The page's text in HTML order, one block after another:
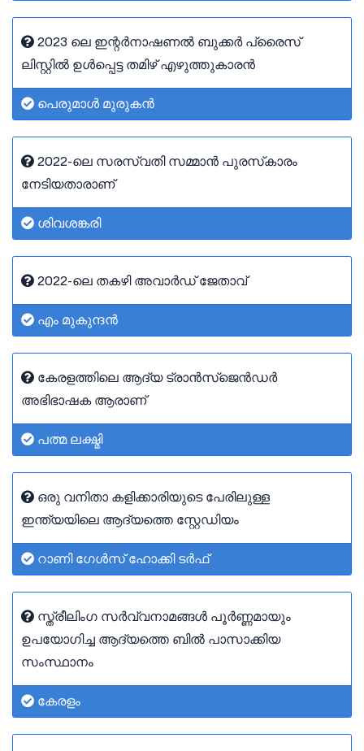
2023 ലെ ഇന്റർനാഷണൽ ബുക്കർ പ്രൈസ്
ലിസ്റ്റിൽ ഉൾപ്പെട്ട തമിഴ് എഴുത്തുകാരൻ
പെരുമാൾ മുരുകൻ
2022-ലെ സരസ്വതി സമ്മാൻ പുരസ്‌കാരം
നേടിയതാരാണ്
ശിവശങ്കരി
2022-ലെ തകഴി അവാർഡ് ജേതാവ്
എം മുകുന്ദൻ
കേരളത്തിലെ ആദ്യ ട്രാൻസ്‌ജെൻഡർ
അഭിഭാഷക ആരാണ്
പത്മ ലക്ഷ്മി
ഒരു വനിതാ കളിക്കാരിയുടെ പേരിലുള്ള
ഇന്ത്യയിലെ ആദ്യത്തെ സ്റ്റേഡിയം
റാണി ഗേൾസ് ഹോക്കി ടർഫ്
സ്ത്രീലിംഗ സർവ്വനാമങ്ങൾ പൂർണ്ണമായും
ഉപയോഗിച്ച ആദ്യത്തെ ബിൽ പാസാക്കിയ
സംസ്ഥാനം
കേരളം